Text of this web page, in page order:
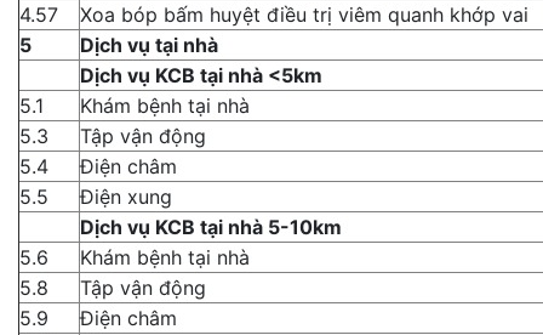
4.57
Xoa bóp bấm huyệt điều trị viêm quanh khớp vai
5
Dịch vụ tại nhà
Dịch vụ KCB tại nhà <5km
5.1
Khám bệnh tại nhà
5.3
Tập vận động
5.4
Điện châm
5.5
Điện xung
Dịch vụ KCB tại nhà 5-10km
5.6
Khám bệnh tại nhà
5.8
Tập vận động
5.9
Điện châm